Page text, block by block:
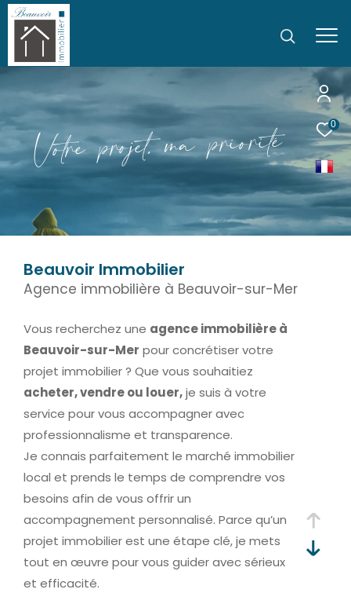
0
Votre projet, ma priorité
Beauvoir Immobilier
Agence immobilière à Beauvoir-sur-Mer
Vous recherchez une agence immobilière à
Beauvoir-sur-Mer pour concrétiser votre
projet immobilier ? Que vous souhaitiez
acheter, vendre ou louer,je suis à votre
service pour vous accompagner avec
professionnalisme et transparence.
Je connais parfaitement le marché immobilier
local et prends le temps de comprendre vos
besoins afin de vous offrir un
accompagnement personnalisé. Parce qu’un
projet immobilier est une étape clé, je mets
tout en œuvre pour vous guider avec sérieux
et efficacité.